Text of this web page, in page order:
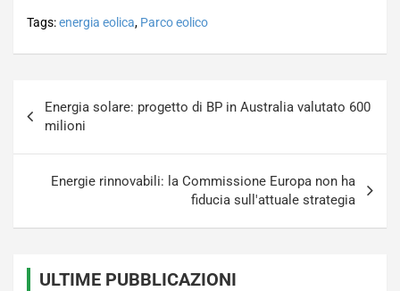
Tags:energia eolica, Parco eolico
articoli
Energia solare: progetto di BP in Australia valutato 600
milioni
Energie rinnovabili: la Commissione Europa non ha
fiducia sull'attuale strategia
ULTIME PUBBLICAZIONI